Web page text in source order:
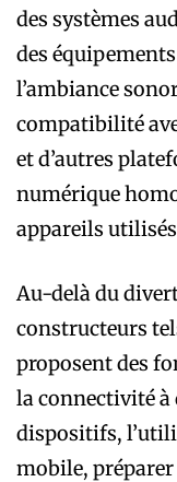
des systèmes
des
l’ambiance
compatibilité
et d’autres
numérique
appareils
Au-delà du
constructeurs
proposent des
la connectivité à
dispositifs,
mobile,